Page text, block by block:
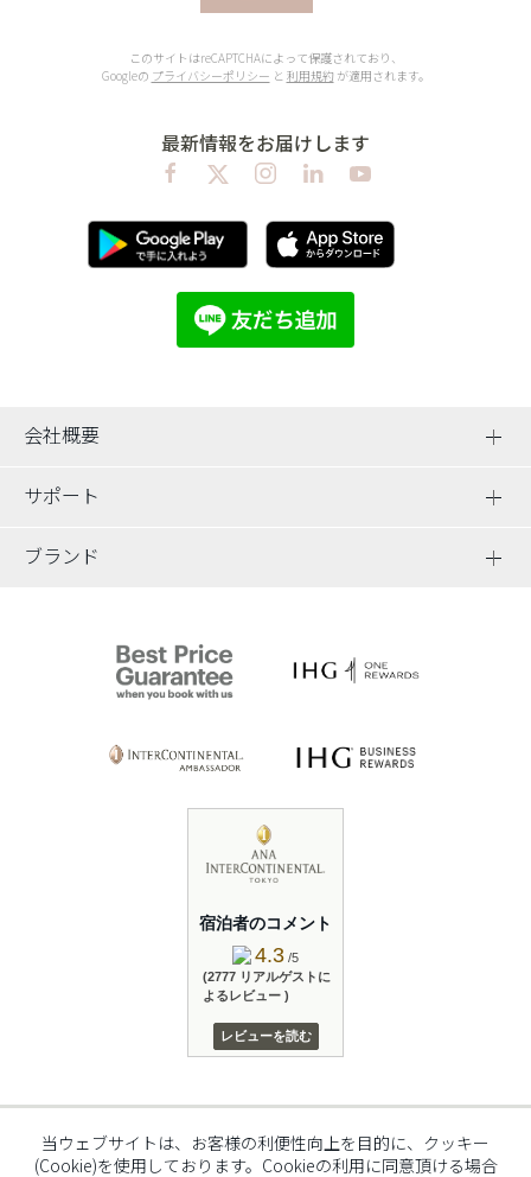
このサイトはreCAPTCHAによって保護されており、
Googleの プライバシーポリシー と 利用規約が適用されます。
最新情報をお届けします
会社概要
サポート
ブランド
宿泊者のコメント
4.3 /5
(2777 リアルゲストに
よるレビュー )
レビューを読む
© 2026 The Hotelier Group Akasaka K.K.
当ウェブサイトは、お客様の利便性向上を目的に、クッキー
(Cookie)を使用しております。Cookieの利用に同意頂ける場合